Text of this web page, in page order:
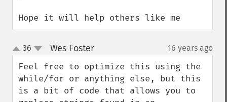
Hope it will help others like me
up
down
36 Wes Foster¶ 16 years ago
Feel free to optimize this using the
while/for or anything else, but this
is a bit of code that allows you to